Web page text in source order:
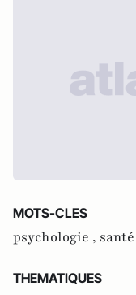
MOTS-CLES
psychologie ,
THEMATIQUES